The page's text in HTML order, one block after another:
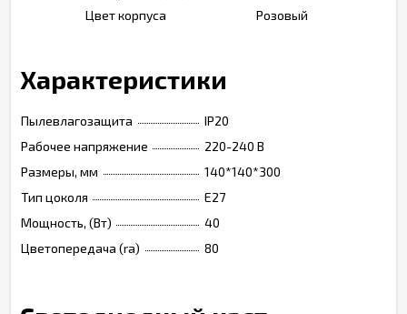
Цвет корпуса
Розовый
Характеристики
Пылевлагозащита
IP20
Рабочее напряжение
220-240 В
Размеры, мм
140*140*300
Тип цоколя
Е27
Мощность, (Вт)
40
Цветопередача (ra)
80